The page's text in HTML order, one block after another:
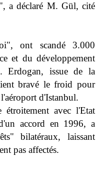
a déclaré M. Gül, cité
ont scandé 3.000
et du développement
issue de la
bravé le froid pour
d'Istanbul.
étroitement avec l'Etat
accord en 1996, a
bilatéraux, laissant
pas affectés.